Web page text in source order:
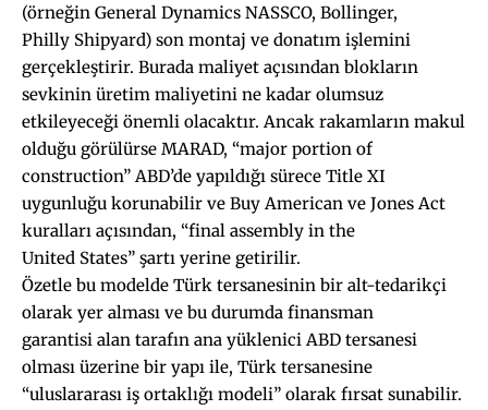
(örneğin General Dynamics NASSCO, Bollinger,
Philly Shipyard) son montaj ve donatım işlemini
gerçekleştirir. Burada maliyet açısından blokların
sevkinin üretim maliyetini ne kadar olumsuz
etkileyeceği önemli olacaktır. Ancak rakamların makul
olduğu görülürse MARAD, “major portion of
construction” ABD’de yapıldığı sürece Title XI
uygunluğu korunabilir ve Buy American ve Jones Act
kuralları açısından, “final assembly in the
United States” şartı yerine getirilir.
Özetle bu modelde Türk tersanesinin bir alt-tedarikçi
olarak yer alması ve bu durumda finansman
garantisi alan tarafın ana yüklenici ABD tersanesi
olması üzerine bir yapı ile, Türk tersanesine
“uluslararası iş ortaklığı modeli” olarak fırsat sunabilir.